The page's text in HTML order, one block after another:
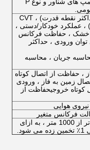
(اینورتر نوع G با پمپ های شناور و نوع P
MPPT (ردیابی حداکثر نقطه قدرت) ، CVT
، عملکرد خودکار/دستی ،
خشک ، حفاظت فرکانس
ورودی ، حداکثر
جریان ، محاسبه
، حفاظت از اتصال کوتاه
زمین به فاز ، ورودی
کوتاه خروجیحفاظت از
زیر 1000 متر ؛بالاتر از 1000 متر ، به ازای